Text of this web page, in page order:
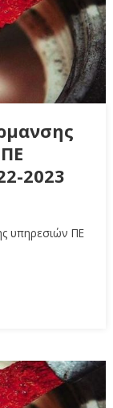
2023
υπηρεσιών ΠΕ